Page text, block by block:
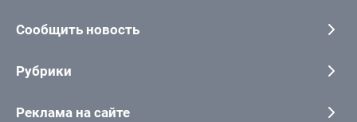
Сообщить новость
Рубрики
Реклама на сайте